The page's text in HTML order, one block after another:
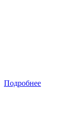
Подробнее